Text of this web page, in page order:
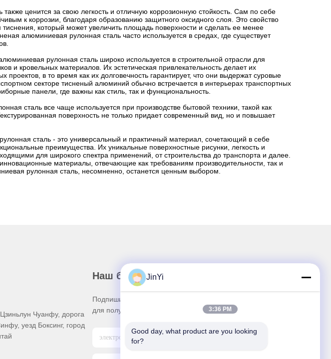
ценится за свою легкость и отличную коррозионную стойкость. Сам по себе
к коррозии, благодаря образованию защитного оксидного слоя. Это свойство
который может увеличить площадь поверхности и сделать ее менее
алюминиевая рулонная сталь часто используется в средах, где существует
рулонная сталь широко используется в строительной отрасли для
и кровельных материалов. Их эстетическая привлекательность делает их
в то время как их долговечность гарантирует, что они выдержат суровые
секторе тисненый алюминий обычно встречается в интерьерах транспортных
панели, где важны как стиль, так и функциональность.
сталь все чаще используется при производстве бытовой техники, такой как
поверхность не только придает современный вид, но и повышает
сталь - это универсальный и практичный материал, сочетающий в себе
преимущества. Их уникальные поверхностные рисунки, легкость и
для широкого спектра применений, от строительства до транспорта и далее.
материалы, отвечающие как требованиям производительности, так и
рулонная сталь, несомненно, останется ценным выбором.
Чуанфу, дорога
уезд Боксинг, город
Наш бюллетень
Подпишитесь на нашу информационную рассылку
для получения скидок и прочего.
JinYi
3:36 PM
Good day, what product are you looking
for?